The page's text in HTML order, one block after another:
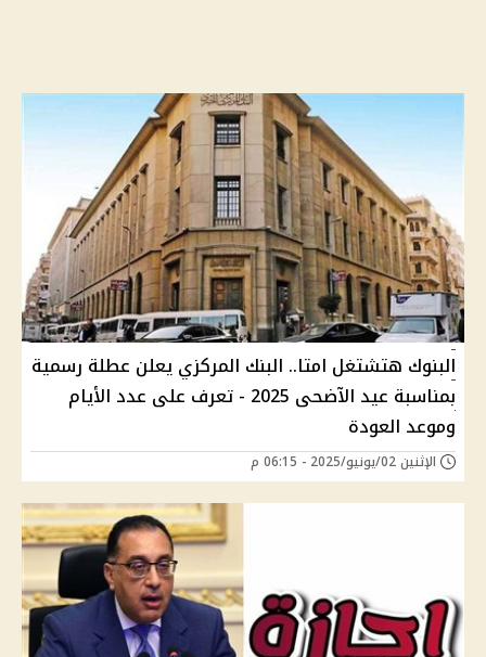
البنوك هتشتغل امتا.. البنك المركزي يعلن عطلة رسمية
بمناسبة عيد الآضحى 2025 - تعرف على عدد الأيام
وموعد العودة
الإثنين 02/يونيو/2025 - 06:15 م